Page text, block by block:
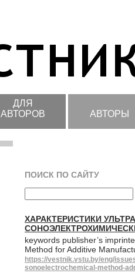
ДЛЯ
АВТОРОВ
АВТОРЫ
ПОИСК ПО САЙТУ
ХАРАКТЕРИСТИКИ
keywords publisher’s
Method for Additive
https://vestnik.vstu.by/eng/
sonoelectrochemical-method-